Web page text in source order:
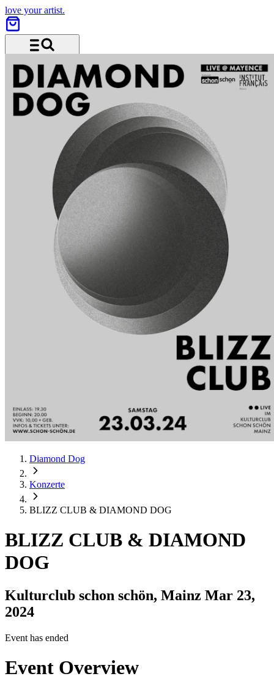
love your artist.
Diamond Dog
Konzerte
BLIZZ CLUB & DIAMOND DOG
BLIZZ CLUB & DIAMOND
DOG
Kulturclub schon schön, Mainz Mar 23,
2024
Event has ended
Event Overview